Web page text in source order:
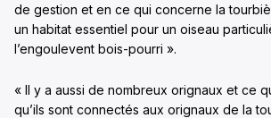
de gestion et en ce qui concerne la
un habitat essentiel pour un oiseau
l’engoulevent bois-pourri ».
« Il y a aussi de nombreux orignaux et ce
qu’ils sont connectés aux orignaux de la